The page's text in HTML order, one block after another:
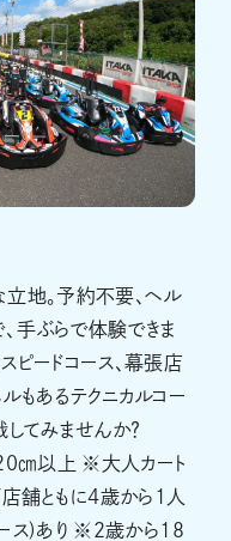
立地。予約不要、ヘル
手ぶらで体験できま
ードコース、幕張店
もあるテクニカルコー
してみませんか？
㎝以上 ※大人カート
舗ともに4歳から1人
ス)あり ※2歳から18